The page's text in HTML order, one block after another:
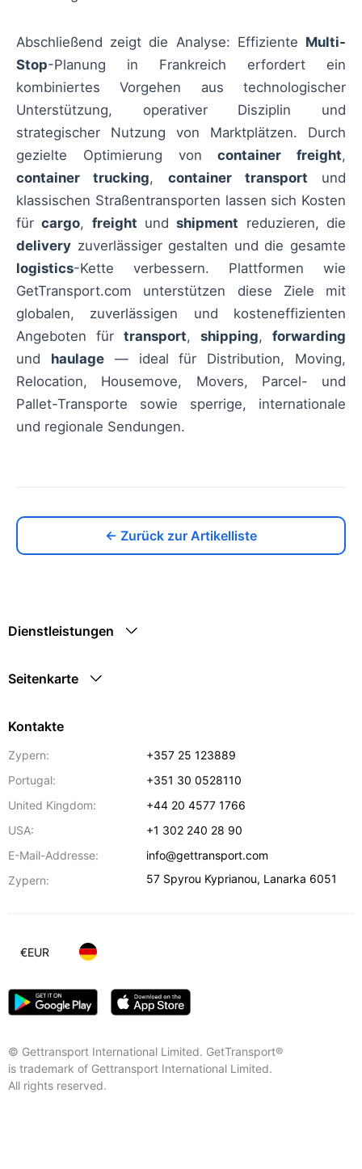
Abschließend zeigt die Analyse: Effiziente Multi-
Stop-Planung in Frankreich erfordert ein
kombiniertes Vorgehen aus technologischer
Unterstützung, operativer Disziplin und
strategischer Nutzung von Marktplätzen. Durch
gezielte Optimierung voncontainer freight,
container trucking, container transport und
klassischen Straßentransporten lassen sich Kosten
fürcargo, freight undshipment reduzieren, die
delivery zuverlässiger gestalten und die gesamte
logistics-Kette verbessern. Plattformen wie
GetTransport.com unterstützen diese Ziele mit
globalen, zuverlässigen und kosteneffizienten
Angeboten für transport, shipping, forwarding
und haulage— ideal für Distribution, Moving,
Relocation, Housemove, Movers, Parcel- und
Pallet-Transporte sowie sperrige, internationale
und regionale Sendungen.
← Zurück zur Artikelliste
Dienstleistungen
Seitenkarte
Kontakte
Zypern:
+357 25 123889
Portugal:
+351 30 0528110
United Kingdom:
+44 20 4577 1766
USA:
+1 302 240 28 90
E-Mail-Addresse:
info@gettransport.com
Zypern:
57 Spyrou Kyprianou, Lanarka 6051
© Gettransport International Limited. GetTransport®
is trademark of Gettransport International Limited.
All rights reserved.
€EUR